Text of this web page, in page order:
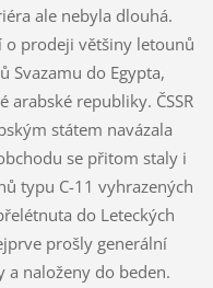
ale nebyla dlouhá.
prodeji většiny letounů
Svazamu do Egypta,
arabské republiky. ČSSR
státem navázala
se přitom staly i
typu C-11 vyhrazených
do Leteckých
prošly generální
naloženy do beden.